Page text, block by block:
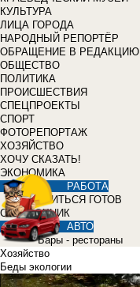
КУЛЬТУРА
ЛИЦА ГОРОДА
НАРОДНЫЙ РЕПОРТЁР
ОБРАЩЕНИЕ В РЕДАКЦИЮ
ОБЩЕСТВО
ПОЛИТИКА
ПРОИСШЕСТВИЯ
СПЕЦПРОЕКТЫ
СПОРТ
ФОТОРЕПОРТАЖ
ХОЗЯЙСТВО
ХОЧУ СКАЗАТЬ!
ЭКОНОМИКА
РАБОТА
УЧИТЬСЯ ГОТОВ
СПРАВОЧНИК
АВТО
Бары - рестораны
Хозяйство
Беды экологии